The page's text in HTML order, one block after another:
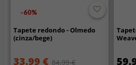
-60%
Tapete redondo - Olmedo
(cinza/bege)
33.99 € 84.99 €